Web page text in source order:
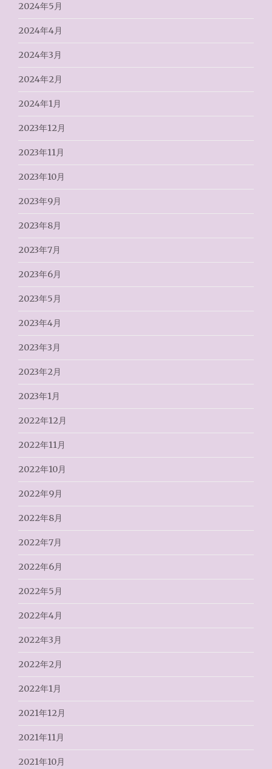
2024年5月
2024年4月
2024年3月
2024年2月
2024年1月
2023年12月
2023年11月
2023年10月
2023年9月
2023年8月
2023年7月
2023年6月
2023年5月
2023年4月
2023年3月
2023年2月
2023年1月
2022年12月
2022年11月
2022年10月
2022年9月
2022年8月
2022年7月
2022年6月
2022年5月
2022年4月
2022年3月
2022年2月
2022年1月
2021年12月
2021年11月
2021年10月